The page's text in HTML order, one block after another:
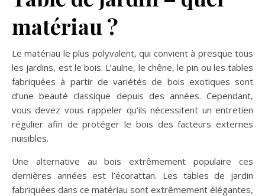
matériau ?
Le matériau le plus polyvalent, qui convient à presque tous
les jardins, est le bois. L’aulne, le chêne, le pin ou les tables
fabriquées à partir de variétés de bois exotiques sont
d’une beauté classique depuis des années. Cependant,
vous devez vous rappeler qu’ils nécessitent un entretien
régulier afin de protéger le bois des facteurs externes
nuisibles.
Une alternative au bois extrêmement populaire ces
dernières années est l’écorattan. Les tables de jardin
fabriquées dans ce matériau sont extrêmement élégantes,